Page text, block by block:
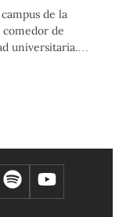
de la
de
universitaria.
vocablo